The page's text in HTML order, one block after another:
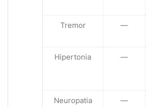
Tremor —
Hipertonia —
Neuropatia
—